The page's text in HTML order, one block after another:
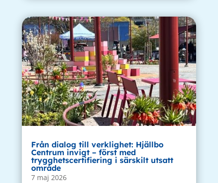
Från dialog till verklighet: Hjällbo
Centrum invigt – först med
trygghetscertifiering i särskilt utsatt
område
7 maj 2026